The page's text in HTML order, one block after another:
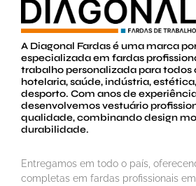
A Diagonal Fardas é uma marca
especializada em fardas
trabalho personalizada para todos
hotelaria, saúde, indústria,
desporto. Com anos de
desenvolvemos vestuário
qualidade, combinando design
durabilidade.
Entregamos em todo o país,
completas em fardas profissionais